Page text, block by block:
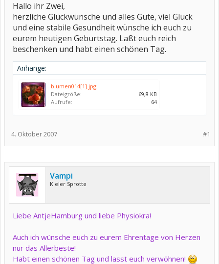
Hallo ihr Zwei,
herzliche Glückwünsche und alles Gute, viel Glück
und eine stabile Gesundheit wünsche ich euch zu
eurem heutigen Geburtstag. Laßt euch reich
beschenken und habt einen schönen Tag.
Anhänge:
blumen014[1].jpg
Dateigröße:
69,8 KB
Aufrufe:
64
#1
4. Oktober 2007
Vampi
Kieler Sprotte
Liebe AntjeHamburg und liebe Physiokra!
Auch ich wünsche euch zu eurem Ehrentage von Herzen
nur das Allerbeste!
Habt einen schönen Tag und lasst euch verwöhnen!